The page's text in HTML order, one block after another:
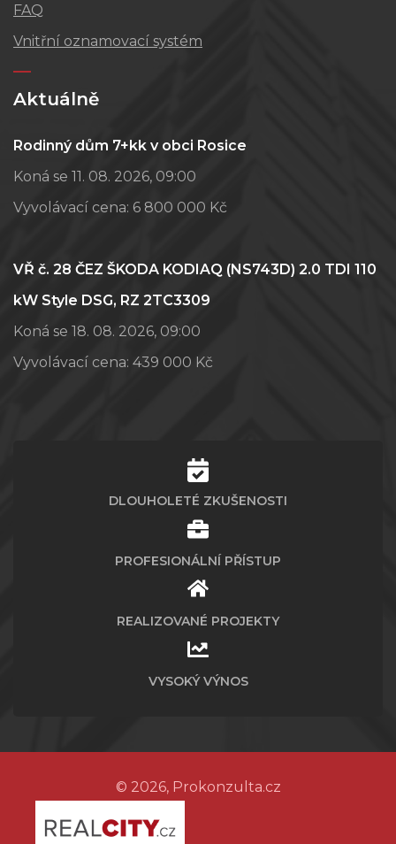
FAQ
Vnitřní oznamovací systém
Aktuálně
Rodinný dům 7+kk v obci Rosice
Koná se 11. 08. 2026, 09:00
Vyvolávací cena: 6 800 000 Kč
VŘ č. 28 ČEZ ŠKODA KODIAQ (NS743D) 2.0 TDI 110
kW Style DSG, RZ 2TC3309
Koná se 18. 08. 2026, 09:00
Vyvolávací cena: 439 000 Kč
DLOUHOLETÉ ZKUŠENOSTI
PROFESIONÁLNÍ PŘÍSTUP
REALIZOVANÉ PROJEKTY
VYSOKÝ VÝNOS
© 2026, Prokonzulta.cz